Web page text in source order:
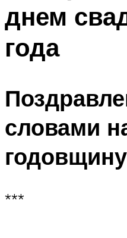
Меню
днем
года
словами
***